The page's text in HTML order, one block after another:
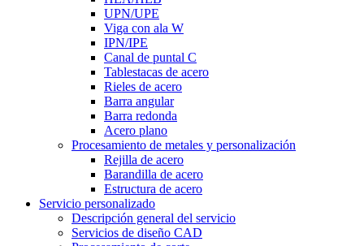
UPN/UPE
Viga con ala W
IPN/IPE
Canal de puntal C
Tablestacas de acero
Rieles de acero
Barra angular
Barra redonda
Acero plano
Procesamiento de metales y personalización
Rejilla de acero
Barandilla de acero
Estructura de acero
Servicio personalizado
Descripción general del servicio
Servicios de diseño CAD